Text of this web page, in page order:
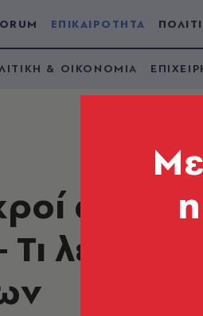
ΕΠΙΚΑΙΡΟΤΗΤΑ
& ΟΙΚΟΝΟΜΙΑ
από
λέει ο